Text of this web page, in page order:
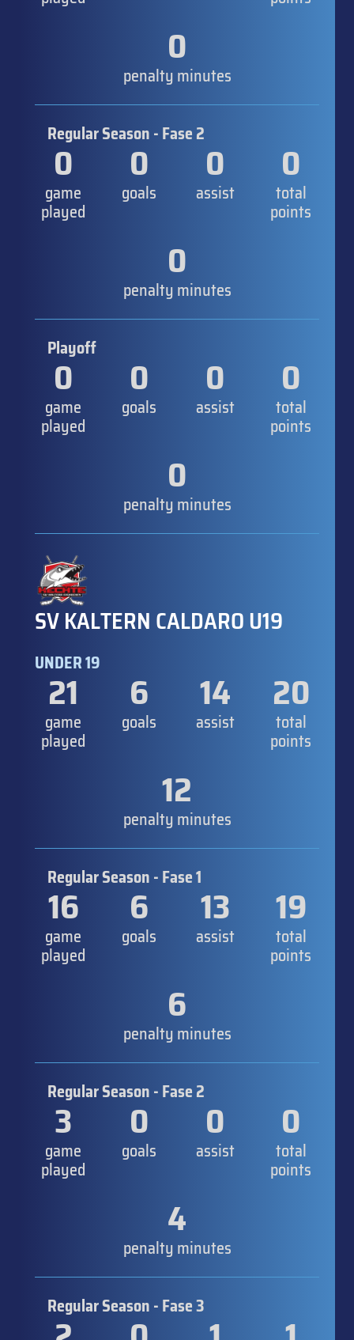
0
penalty minutes
Regular Season - Fase 2
0
game
played
0
goals
0
assist
0
total
points
0
penalty minutes
Playoff
0
game
played
0
goals
0
assist
0
total
points
0
penalty minutes
SV KALTERN CALDARO U19
UNDER 19
21
game
played
6
goals
14
assist
20
total
points
12
penalty minutes
Regular Season - Fase 1
16
game
played
6
goals
13
assist
19
total
points
6
penalty minutes
Regular Season - Fase 2
3
game
played
0
goals
0
assist
0
total
points
4
penalty minutes
Regular Season - Fase 3